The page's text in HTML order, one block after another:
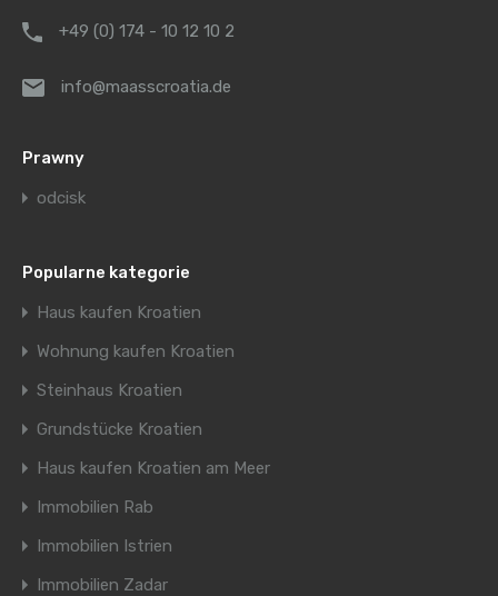
+49 (0) 174 - 10 12 10 2
info@maasscroatia.de
Prawny
odcisk
Popularne kategorie
Haus kaufen Kroatien
Wohnung kaufen Kroatien
Steinhaus Kroatien
Grundstücke Kroatien
Haus kaufen Kroatien am Meer
Immobilien Rab
Immobilien Istrien
Immobilien Zadar